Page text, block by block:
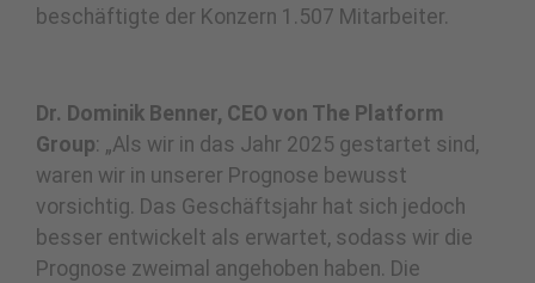
beschäftigte der Konzern 1.507 Mitarbeiter.
Dr. Dominik Benner, CEO von The Platform
Group: „Als wir in das Jahr 2025 gestartet sind,
waren wir in unserer Prognose bewusst
vorsichtig. Das Geschäftsjahr hat sich jedoch
besser entwickelt als erwartet, sodass wir die
Prognose zweimal angehoben haben. Die